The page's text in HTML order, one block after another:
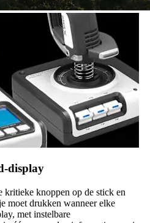
display
knoppen op de stick en
moet drukken wanneer elke
met instelbare